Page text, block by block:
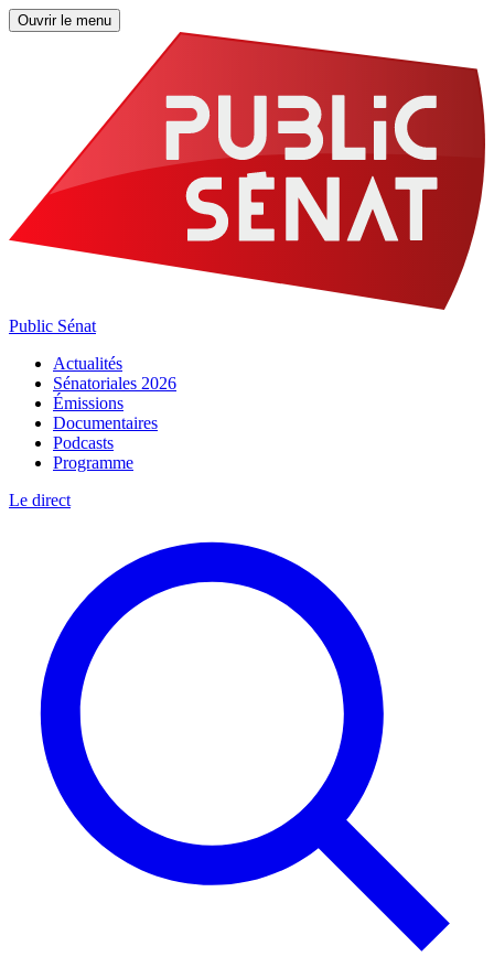
Ouvrir le menu
Public Sénat
Actualités
Sénatoriales 2026
Émissions
Documentaires
Podcasts
Programme
Le direct